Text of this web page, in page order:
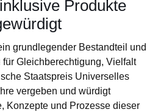
Produkte
grundlegender Bestandteil und
Gleichberechtigung, Vielfalt
Staatspreis Universelles
vergeben und würdigt
Konzepte und Prozesse dieser